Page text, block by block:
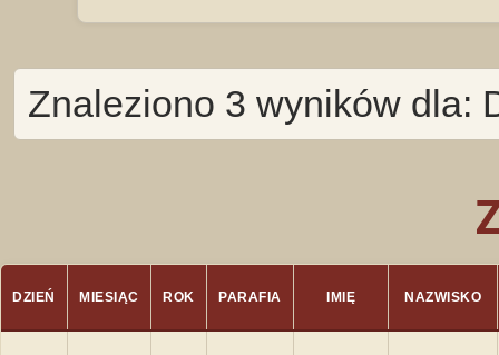
Znaleziono 3 wyników dla:
DZIEŃ MIESIĄC ROK PARAFIA IMIĘ NAZWISKO